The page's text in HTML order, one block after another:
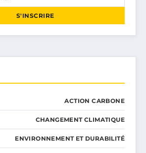
S'INSCRIRE
ACTION CARBONE
CHANGEMENT CLIMATIQUE
ENVIRONNEMENT ET DURABILITÉ